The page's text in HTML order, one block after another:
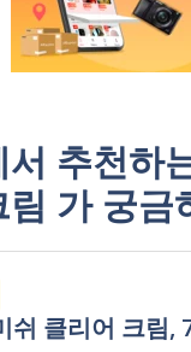
추천하
가 궁금
쉬 클리어 크림,